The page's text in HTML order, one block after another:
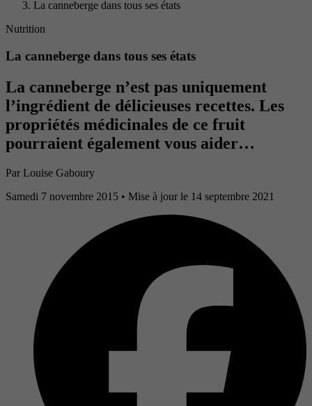
La canneberge dans tous ses états
Nutrition
La canneberge dans tous ses états
La canneberge n’est pas uniquement
l’ingrédient de délicieuses recettes. Les
propriétés médicinales de ce fruit
pourraient également vous aider…
Par Louise Gaboury
Samedi 7 novembre 2015 • Mise à jour le 14 septembre 2021